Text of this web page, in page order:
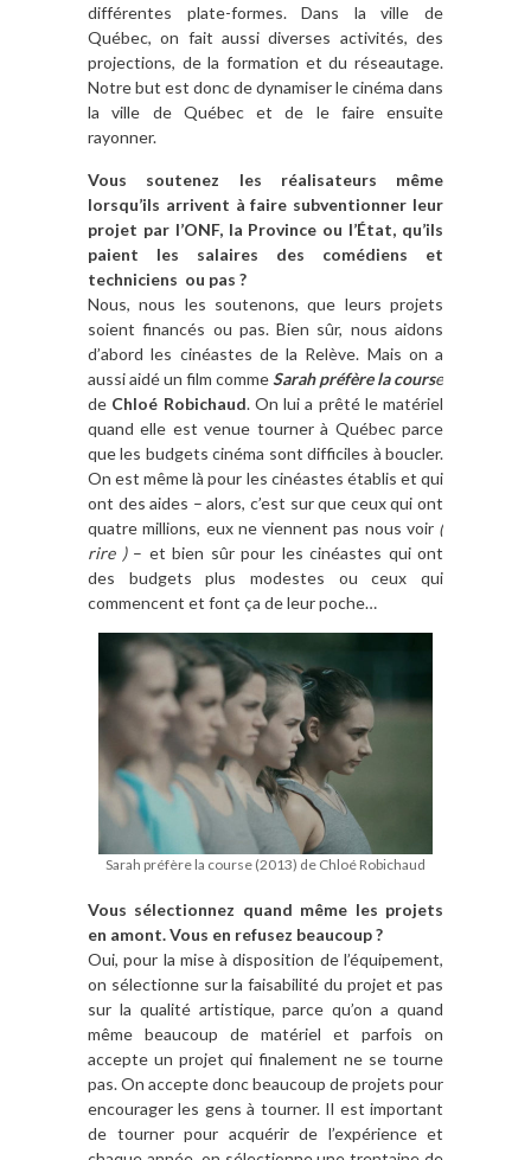
différentes plate-formes. Dans la ville de
Québec, on fait aussi diverses activités, des
projections, de la formation et du réseautage.
Notre but est donc de dynamiser le cinéma dans
la ville de Québec et de le faire ensuite
rayonner.
Vous soutenez les réalisateurs même
lorsqu’ils arrivent à faire subventionner leur
projet par l’ONF, la Province ou l’État, qu’ils
paient les salaires des comédiens et
techniciens ou pas ?
Nous, nous les soutenons, que leurs projets
soient financés ou pas. Bien sûr, nous aidons
d’abord les cinéastes de la Relève. Mais on a
aussi aidé un film commeSarah préfère la course
de Chloé Robichaud. On lui a prêté le matériel
quand elle est venue tourner à Québec parce
que les budgets cinéma sont difficiles à boucler.
On est même là pour les cinéastes établis et qui
ont des aides – alors, c’est sur que ceux qui ont
quatre millions, eux ne viennent pas nous voir(
rire )– et bien sûr pour les cinéastes qui ont
des budgets plus modestes ou ceux qui
commencent et font ça de leur poche…
Sarah préfère la course (2013) de Chloé Robichaud
Vous sélectionnez quand même les projets
en amont. Vous en refusez beaucoup ?
Oui, pour la mise à disposition de l’équipement,
on sélectionne sur la faisabilité du projet et pas
sur la qualité artistique, parce qu’on a quand
même beaucoup de matériel et parfois on
accepte un projet qui finalement ne se tourne
pas. On accepte donc beaucoup de projets pour
encourager les gens à tourner. Il est important
de tourner pour acquérir de l’expérience et